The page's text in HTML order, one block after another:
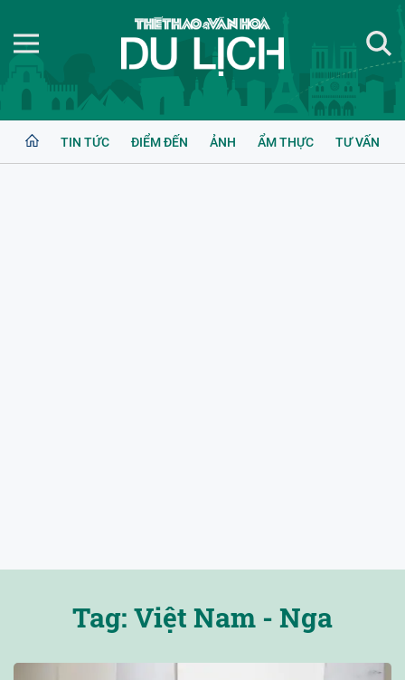
TIN TỨC ĐIỂM ĐẾN ẢNH ẨM THỰC TƯ VẤN
Tag: Việt Nam - Nga